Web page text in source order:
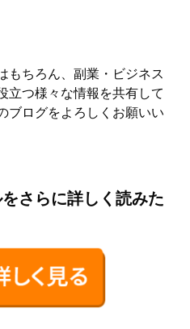
もちろん、副業・ビジネス
立つ様々な情報を共有して
ブログをよろしくお願いい
さらに詳しく読みた